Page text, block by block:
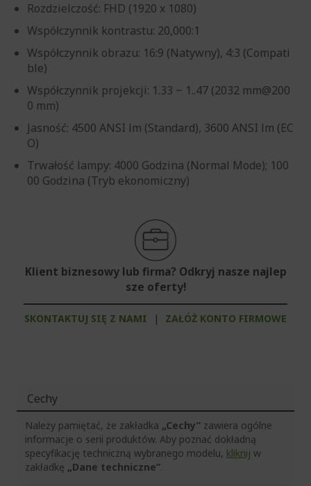
Rozdzielczość: FHD (1920 x 1080)
Współczynnik kontrastu: 20,000:1
Współczynnik obrazu: 16:9 (Natywny), 4:3 (Compati
ble)
Współczynnik projekcji: 1.33 ~ 1..47 (2032 mm@200
0 mm)
Jasność: 4500 ANSI lm (Standard), 3600 ANSI lm (EC
O)
Trwałość lampy: 4000 Godzina (Normal Mode); 100
00 Godzina (Tryb ekonomiczny)
Klient biznesowy lub firma? Odkryj nasze najlep
sze oferty!
SKONTAKTUJ SIĘ Z NAMI | ZAŁÓŻ KONTO FIRMOWE
Cechy
Należy pamiętać, że zakładka „Cechy” zawiera ogólne
informacje o serii produktów. Aby poznać dokładną
specyfikację techniczną wybranego modelu, kliknij w
zakładkę „Dane techniczne”.